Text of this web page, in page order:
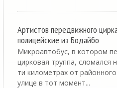
Артистов передвижного
полицейские из Бодайбо
Микроавтобус, в котором
цирковая труппа, сломался
ти километрах от
улице в тот момент...